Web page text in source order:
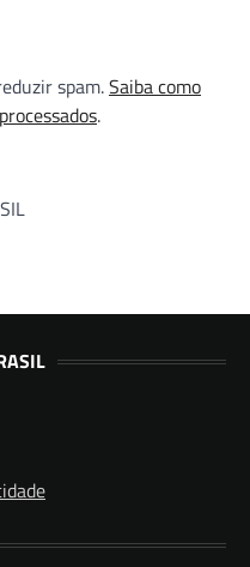
spam.Saiba como
.